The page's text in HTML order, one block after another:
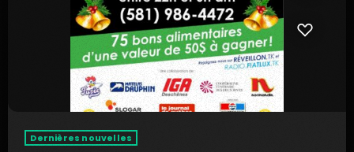
Dernières nouvelles